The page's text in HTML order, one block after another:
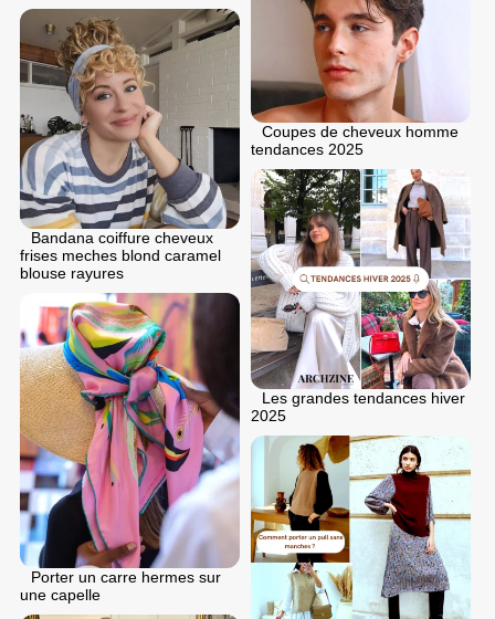
Coupes de cheveux homme
tendances 2025
Bandana coiffure cheveux
frises meches blond caramel
blouse rayures
Les grandes tendances hiver
2025
Porter un carre hermes sur
une capelle